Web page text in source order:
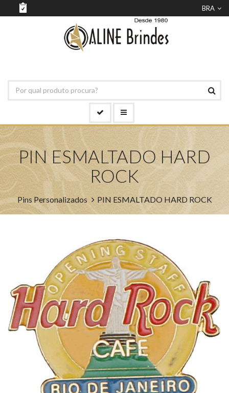
BRA
PIN ESMALTADO HARD
ROCK
Pins Personalizados PIN ESMALTADO HARD ROCK